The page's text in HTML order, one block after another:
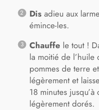
Disadieu aux
émince-les.
Chauffe le tout !
la moitié de l’huile
pommes de terre
légèrement et
18 minutes
légèrement dorés.